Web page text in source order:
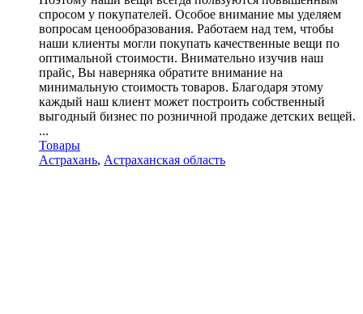
спросом у покупателей. Особое внимание мы уделяем
вопросам ценообразования. Работаем над тем, чтобы
наши клиенты могли покупать качественные вещи по
оптимальной стоимости. Внимательно изучив наш
прайс, Вы наверняка обратите внимание на
минимальную стоимость товаров. Благодаря этому
каждый наш клиент может построить собственный
выгодный бизнес по розничной продаже детских вещей.
...
Товары
Астрахань, Астраханская область